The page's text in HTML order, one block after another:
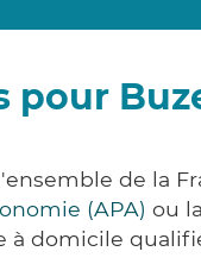
de la
(APA) ou la
à domicile